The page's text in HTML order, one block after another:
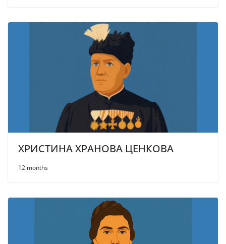
ХРИСТИНА ХРАНОВА ЦЕНКОВА
12 months